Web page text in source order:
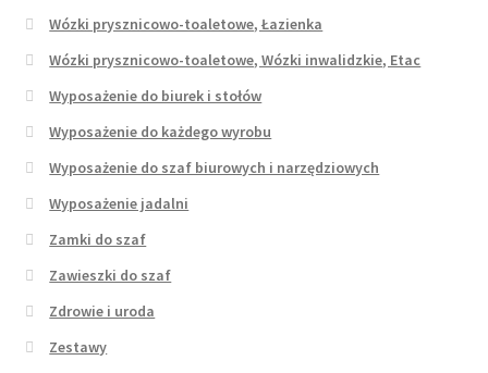
Wózki prysznicowo-toaletowe, Łazienka
Wózki prysznicowo-toaletowe, Wózki inwalidzkie, Etac
Wyposażenie do biurek i stołów
Wyposażenie do każdego wyrobu
Wyposażenie do szaf biurowych i narzędziowych
Wyposażenie jadalni
Zamki do szaf
Zawieszki do szaf
Zdrowie i uroda
Zestawy